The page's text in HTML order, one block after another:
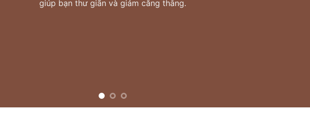
giúp bạn thư giãn và giảm căng thẳng.